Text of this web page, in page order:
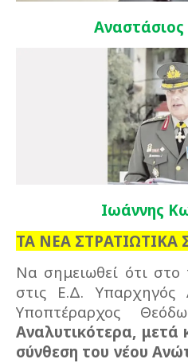
Ιωάννης
ΤΑ ΝΕΑ ΣΤΡΑΤΙΩΤΙΚΑ
Να σημειωθεί ότι στο
στις Ε.Δ. Υπαρχηγός
Υποπτέραρχος
Αναλυτικότερα, μετά
σύνθεση του νέου